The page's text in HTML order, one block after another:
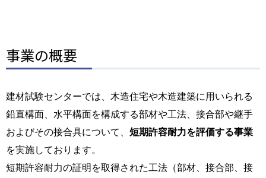
事業の概要
建材試験センターでは、木造住宅や木造建築に用いられる
鉛直構面、水平構面を構成する部材や工法、接合部や継手
およびその接合具について、 短期許容耐力を評価する事業
を実施しております。
短期許容耐力の証明を取得された工法（部材、接合部、接